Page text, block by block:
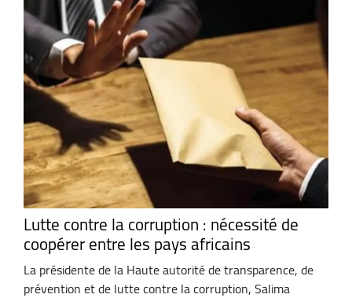
Lutte contre la corruption : nécessité de
coopérer entre les pays africains
La présidente de la Haute autorité de transparence, de
prévention et de lutte contre la corruption, Salima